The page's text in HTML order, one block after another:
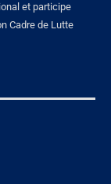
et participe
Cadre de Lutte